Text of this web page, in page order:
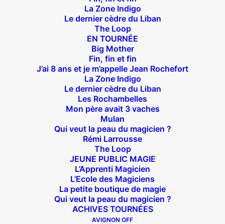
La Zone Indigo
Le dernier cèdre du Liban
The Loop
EN TOURNÉE
Big Mother
Fin, fin et fin
J’ai 8 ans et je m’appelle Jean Rochefort
La Zone Indigo
Le dernier cèdre du Liban
Les Rochambelles
Mon père avait 3 vaches
Mulan
Qui veut la peau du magicien ?
Rémi Larrousse
The Loop
JEUNE PUBLIC MAGIE
L’Apprenti Magicien
L’Ecole des Magiciens
La petite boutique de magie
Qui veut la peau du magicien ?
ACHIVES TOURNÉES
AVIGNON OFF
Théâtre des Béliers Parisiens
14 bis rue Sainte Isaure 75018 Paris– M° Jules
Joffrin / Simplon – Loc :01 42 62 35 00
À l’affiche
Big Mother
La Zone Indigo
Le goût de la framboise
Fin, fin et fin
The Loop